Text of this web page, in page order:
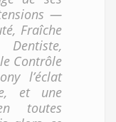
—
Fraîche
Contrôle
l’éclat
et une
toutes